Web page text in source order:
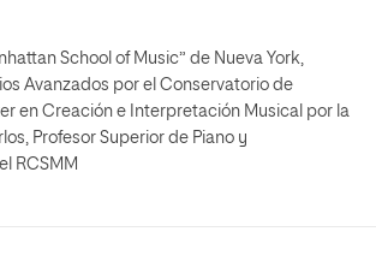
School of Music” de Nueva York,
Avanzados por el Conservatorio de
en Creación e Interpretación Musical por la
Profesor Superior de Piano y
RCSMM